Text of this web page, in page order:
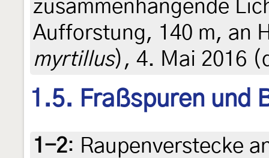
zusammenhängende
Aufforstung, 140 m, an
myrtillus), 4. Mai 2016
1.5. Fraßspuren und
1-2: Raupenverstecke